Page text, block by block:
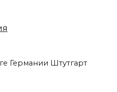
Германии Штутгарт